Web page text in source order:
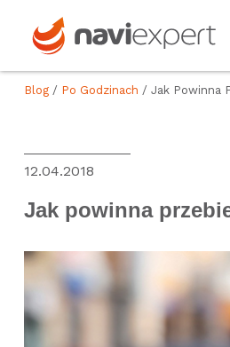
Blog / Po Godzinach / Jak Powinna
12.04.2018
Jak powinna